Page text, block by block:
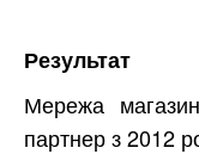
Результат
Мережа
партнер з 2012